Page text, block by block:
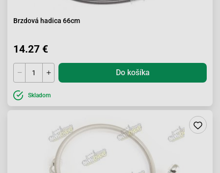
Brzdová hadica 66cm
14.27 €
Do košíka
Skladom